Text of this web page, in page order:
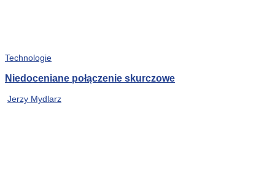
Technologie
Niedoceniane połączenie skurczowe
Jerzy Mydlarz